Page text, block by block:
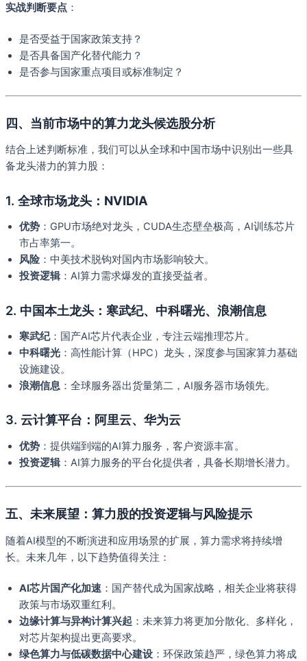
实战判断要点 ：
是否受益于国家政策支持？
是否具备国产化替代能力？
是否参与国家重点项目或标准制定？
四、当前市场中的算力龙头候选股分析
结合上述判断标准，我们可以从全球和中国市场中识别出一些具
备龙头潜力的算力股：
1. 全球市场龙头：NVIDIA
优势 ：GPU市场绝对龙头，CUDA生态壁垒极高，AI训练芯片
市占率第一。
风险 ：中美技术脱钩对国内市场影响较大。
投资逻辑 ：AI算力需求爆发的直接受益者。
2. 中国本土龙头：寒武纪、中科曙光、浪潮信息
寒武纪：国产AI芯片代表企业，专注云端推理芯片。
中科曙光 ：高性能计算（HPC）龙头，深度参与国家算力基础
设施建设。
浪潮信息 ：全球服务器出货量第二，AI服务器市场领先。
3. 云计算平台：阿里云、华为云
优势 ：提供端到端的AI算力服务，客户资源丰富。
投资逻辑 ：AI算力服务的平台化提供者，具备长期增长潜力。
五、未来展望：算力股的投资逻辑与风险提示
随着AI模型的不断演进和应用场景的扩展，算力需求将持续增
长。未来几年，以下趋势值得关注：
AI芯片国产化加速 ：国产替代成为国家战略，相关企业将获得
政策与市场双重红利。
边缘计算与异构计算兴起 ：未来算力将更加分散化、多样化，
对芯片架构提出更高要求。
绿色算力与低碳数据中心建设 ：环保政策趋严，绿色算力将成